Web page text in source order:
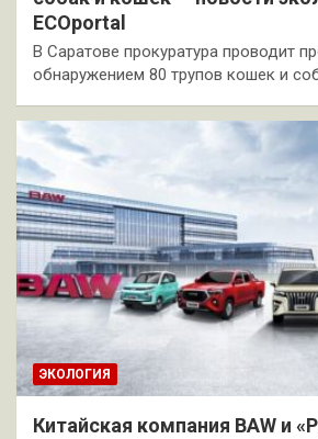
ECOportal
В Саратове прокуратура проводит
обнаружением 80 трупов кошек и
ЭКОЛОГИЯ
Китайская компания BAW и